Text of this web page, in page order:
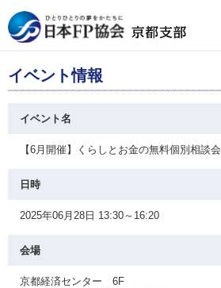
イベント情報
イベント名
【6月開催】くらしとお金の無料個別相談会
日時
2025年06月28日 13:30～16:20
会場
京都経済センター 6F